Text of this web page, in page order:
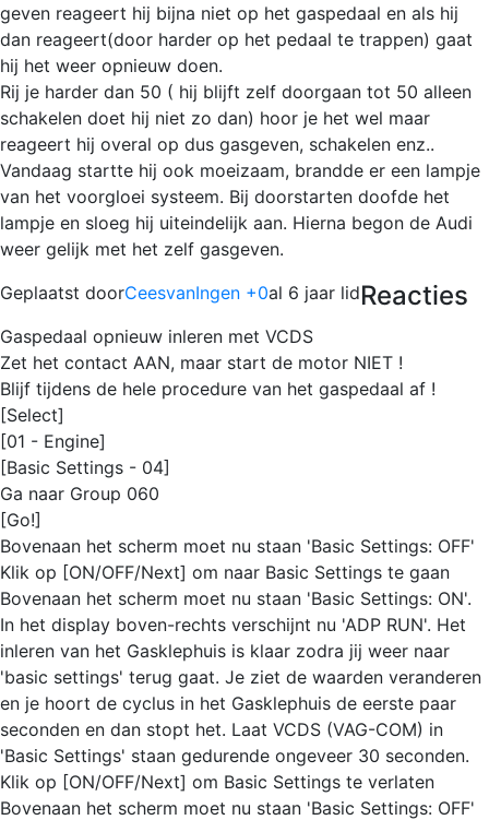
geven reageert hij bijna niet op het gaspedaal en als hij
dan reageert(door harder op het pedaal te trappen) gaat
hij het weer opnieuw doen.
Rij je harder dan 50 ( hij blijft zelf doorgaan tot 50 alleen
schakelen doet hij niet zo dan) hoor je het wel maar
reageert hij overal op dus gasgeven, schakelen enz..
Vandaag startte hij ook moeizaam, brandde er een lampje
van het voorgloei systeem. Bij doorstarten doofde het
lampje en sloeg hij uiteindelijk aan. Hierna begon de Audi
weer gelijk met het zelf gasgeven.
Geplaatst doorCeesvanIngen +0al 6 jaar lidReacties
Gaspedaal opnieuw inleren met VCDS
Zet het contact AAN, maar start de motor NIET !
Blijf tijdens de hele procedure van het gaspedaal af !
[Select]
[01 - Engine]
[Basic Settings - 04]
Ga naar Group 060
[Go!]
Bovenaan het scherm moet nu staan 'Basic Settings: OFF'
Klik op [ON/OFF/Next] om naar Basic Settings te gaan
Bovenaan het scherm moet nu staan 'Basic Settings: ON'.
In het display boven-rechts verschijnt nu 'ADP RUN'. Het
inleren van het Gasklephuis is klaar zodra jij weer naar
'basic settings' terug gaat. Je ziet de waarden veranderen
en je hoort de cyclus in het Gasklephuis de eerste paar
seconden en dan stopt het. Laat VCDS (VAG-COM) in
'Basic Settings' staan gedurende ongeveer 30 seconden.
Klik op [ON/OFF/Next] om Basic Settings te verlaten
Bovenaan het scherm moet nu staan 'Basic Settings: OFF'